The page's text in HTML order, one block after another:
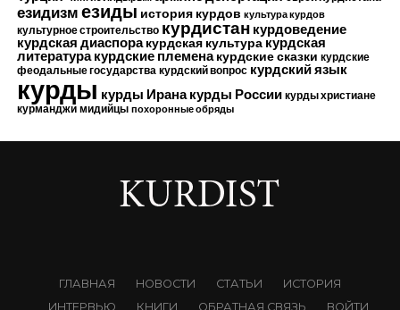
езидизмезиды история курдов культура курдов
культурное строительство курдистан курдоведение
курдская диаспора курдская культура курдская
литература курдские племена курдские сказки курдские
феодальные государства курдский вопрос курдский язык
курды курды Ирана курды России курды христиане
курманджи мидийцы похоронные обряды
ГЛАВНАЯ НОВОСТИ СТАТЬИ
ИСТОРИЯ
ИНТЕРВЬЮ
КНИГИ ОБРАТНАЯ СВЯЗЬ ВОЙТИ